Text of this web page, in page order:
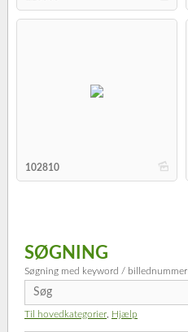
b
102810
SØGNING
Søgning med keyword / billednummer
Til hovedkategorier Hjælp